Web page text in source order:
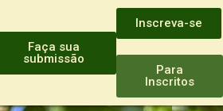
Faça sua
submissão
Inscreva-se
Para
Inscritos